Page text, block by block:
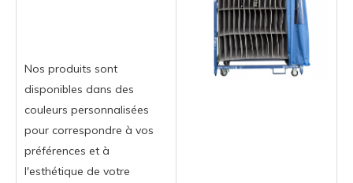
Nos produits sont
disponibles dans des
couleurs personnalisées
pour correspondre à vos
préférences et à
l'esthétique de votre